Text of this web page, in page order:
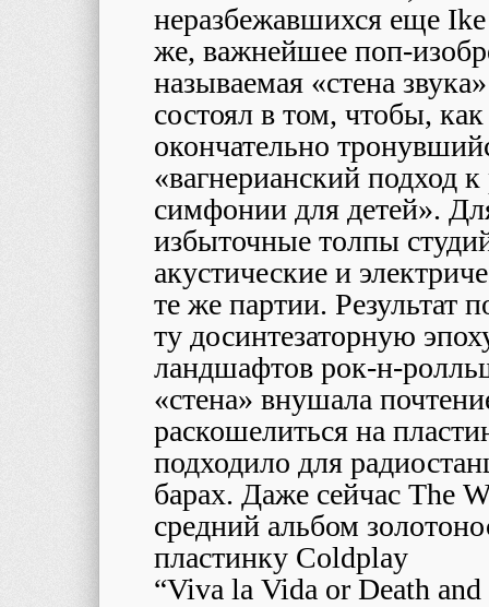
неразбежавшихся еще
же, важнейшее поп-
называемая «стена
состоял в том, чтобы,
окончательно
«вагнерианский подход
симфонии для детей».
избыточные толпы
акустические и
те же партии.
ту досинтезаторную
ландшафтов рок-н-
«стена» внушала
раскошелиться на
подходило для
барах. Даже сейчас The
средний альбом
пластинку Coldplay
“Viva la Vida or Death